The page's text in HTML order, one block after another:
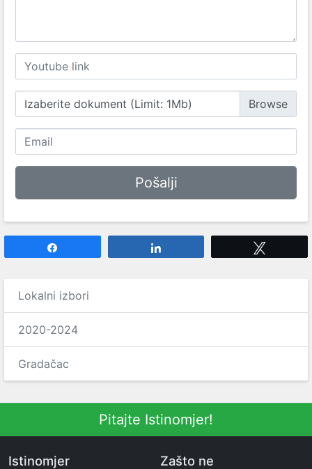
Izaberite dokument (Limit: 1Mb)
Lokalni izbori
2020-2024
Gradačac
Pitajte Istinomjer!
Istinomjer Zašto ne